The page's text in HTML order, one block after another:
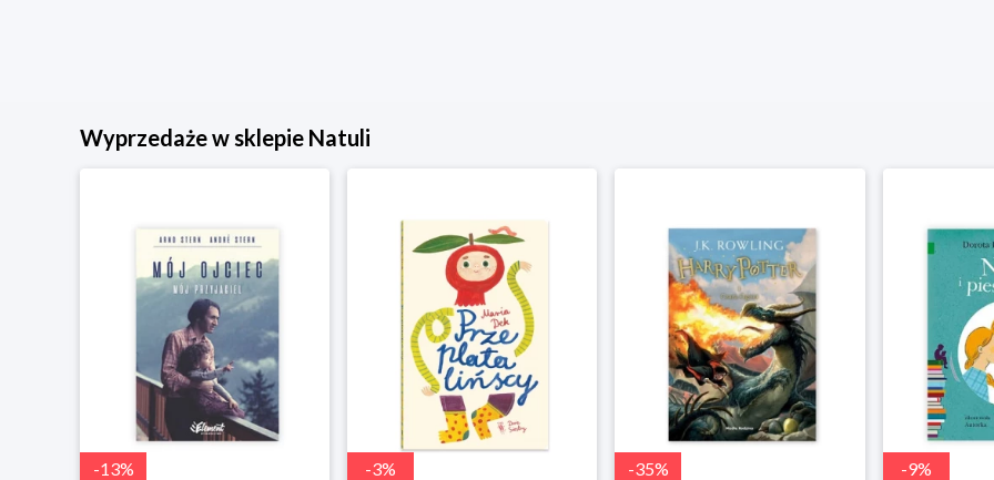
Wyprzedaże w sklepie Natuli
-13% -3% -35% -9%